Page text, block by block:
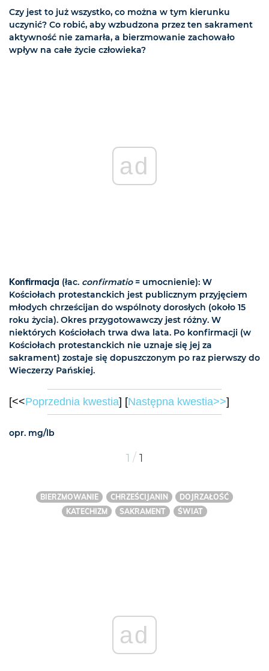
Czy jest to już wszystko, co można w tym kierunku
uczynić? Co robić, aby wzbudzona przez ten sakrament
aktywność nie zamarła, a bierzmowanie zachowało
wpływ na całe życie człowieka?
ad
Konfirmacja (łac. confirmatio= umocnienie): W
Kościołach protestanckich jest publicznym przyjęciem
młodych chrześcijan do wspólnoty dorosłych (około 15
roku życia). Okres przygotowawczy jest różny. W
niektórych Kościołach trwa dwa lata. Po konfirmacji (w
Kościołach protestanckich nie uznaje się jej za
sakrament) zostaje się dopuszczonym po raz pierwszy do
Wieczerzy Pańskiej.
[<<Poprzednia kwestia] [Następna kwestia>>]
opr. mg/lb
1 / 1
BIERZMOWANIE CHRZEŚCIJANIN
DOJRZAŁOŚĆ
KATECHIZM
SAKRAMENT ŚWIAT
ad